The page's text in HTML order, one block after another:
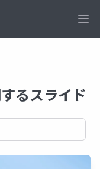
るスライド